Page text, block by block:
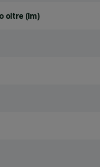
oltre (lm)